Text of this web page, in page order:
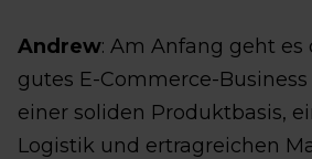
Andrew: Am Anfang geht es
gutes E-Commerce-
einer soliden Produktbasis,
Logistik und ertragreichen